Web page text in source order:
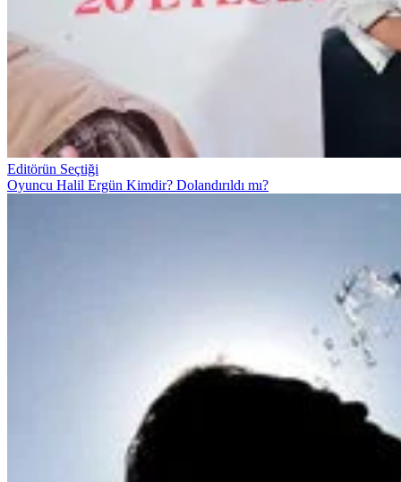
Editörün Seçtiği
Oyuncu Halil Ergün Kimdir? Dolandırıldı mı?